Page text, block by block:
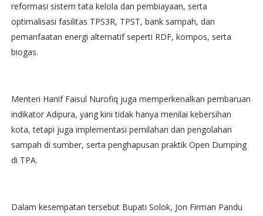
reformasi sistem tata kelola dan pembiayaan, serta
optimalisasi fasilitas TPS3R, TPST, bank sampah, dan
pemanfaatan energi alternatif seperti RDF, kompos, serta
biogas.
Menteri Hanif Faisul Nurofiq juga memperkenalkan pembaruan
indikator Adipura, yang kini tidak hanya menilai kebersihan
kota, tetapi juga implementasi pemilahan dan pengolahan
sampah di sumber, serta penghapusan praktik Open Dumping
di TPA.
Dalam kesempatan tersebut Bupati Solok, Jon Firman Pandu